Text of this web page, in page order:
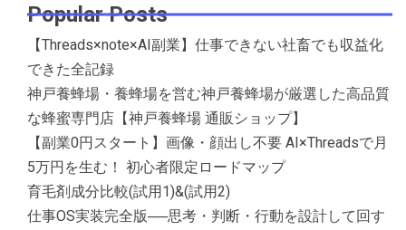
Popular Posts
【Threads×note×AI副業】仕事できない社畜でも収益化
できた全記録
神戸養蜂場・養蜂場を営む神戸養蜂場が厳選した高品質
な蜂蜜専門店【神戸養蜂場 通販ショップ】
【副業0円スタート】画像・顔出し不要 AI×Threadsで月
5万円を生む！ 初心者限定ロードマップ
育毛剤成分比較(試用1)&(試用2)
仕事OS実装完全版──思考・判断・行動を設計して回す